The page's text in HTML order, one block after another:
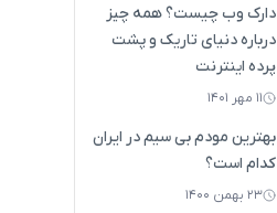
دارک وب چیست؟ همه چیز
درباره دنیای تاریک و پشت
پرده اینترنت
۱۱ مهر ۱۴۰۱
بهترین مودم بی سیم در ایران
کدام است؟
۲۳ بهمن ۱۴۰۰